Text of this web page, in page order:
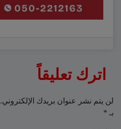
اترك تعليقاً
لن يتم نشر عنوان بريدك الإلكتروني.
بـ *